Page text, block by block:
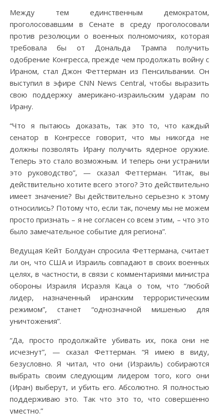
Между тем единственным демократом,
проголосовавшим в Сенате в среду проголосовали
против резолюции о военных полномочиях, которая
требовала бы от Дональда Трампа получить
одобрение Конгресса, прежде чем продолжать войну с
Ираном, стал Джон Феттерман из Пенсильвании. Он
выступил в эфире CNN News Central, чтобы выразить
свою поддержку американо-израильским ударам по
Ирану.
“Что я пытаюсь доказать, так это то, что каждый
сенатор в Конгрессе говорит, что мы никогда не
должны позволять Ирану получить ядерное оружие.
Теперь это стало возможным. И теперь они устранили
это руководство”, — сказал Феттерман. “Итак, вы
действительно хотите всего этого? Это действительно
имеет значение? Вы действительно серьезно к этому
относились? Потому что, если так, почему мы не можем
просто признать – я не согласен со всем этим, – что это
было замечательное событие для региона”.
Ведущая Кейт Болдуан спросила Феттермана, считает
ли он, что США и Израиль совпадают в своих военных
целях, в частности, в связи с комментариями министра
обороны Израиля Исраэля Каца о том, что “любой
лидер, назначенный иранским террористическим
режимом”, станет “однозначной мишенью для
уничтожения”.
“Да, просто продолжайте убивать их, пока они не
исчезнут”, — сказал Феттерман. “Я имею в виду,
безусловно. Я читал, что они (Израиль) собираются
выбрать своим следующим лидером того, кого они
(Иран) выберут, и убить его. Абсолютно. Я полностью
поддерживаю это. Так что это то, что совершенно
уместно.”